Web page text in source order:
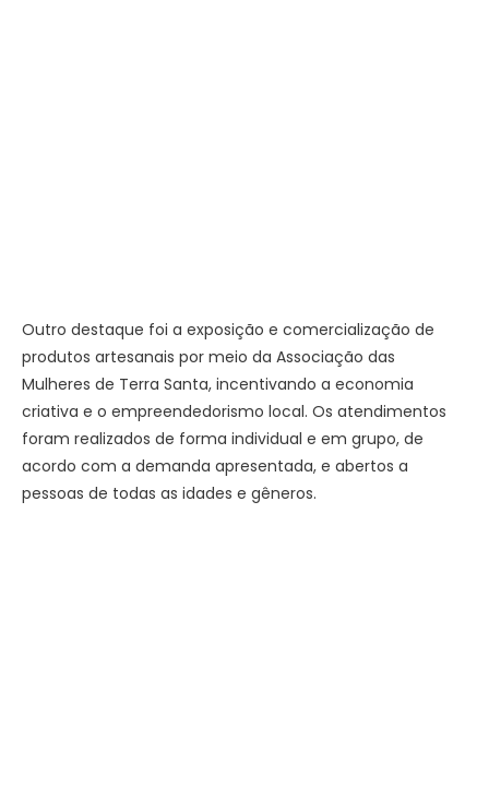
Outro destaque foi a exposição e comercialização de
produtos artesanais por meio da Associação das
Mulheres de Terra Santa, incentivando a economia
criativa e o empreendedorismo local. Os atendimentos
foram realizados de forma individual e em grupo, de
acordo com a demanda apresentada, e abertos a
pessoas de todas as idades e gêneros.